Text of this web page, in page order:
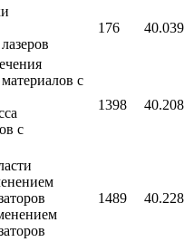
176 40.039
с
с
1398 40.208
1489 40.228